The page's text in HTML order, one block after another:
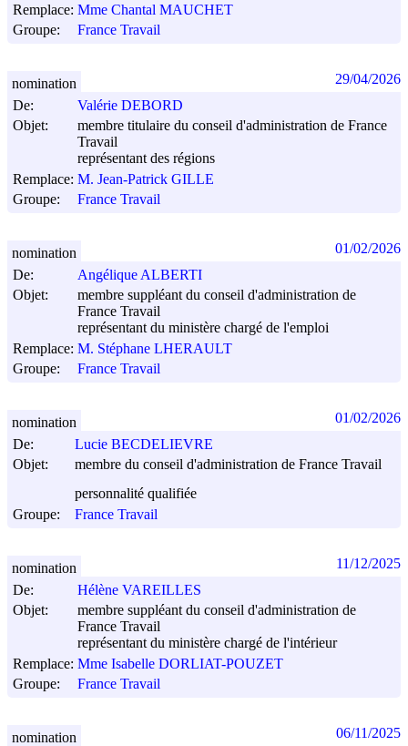
Remplace: Mme Chantal MAUCHET
Groupe:
France Travail
De:
Valérie DEBORD
Objet:
membre titulaire du conseil d'administration de France
Travail
représentant des régions
Remplace: M. Jean-Patrick GILLE
Groupe:
France Travail
nomination 29/04/2026
De:
Angélique ALBERTI
Objet:
membre suppléant du conseil d'administration de
France Travail
représentant du ministère chargé de l'emploi
Remplace: M. Stéphane LHERAULT
Groupe:
France Travail
nomination 01/02/2026
De:
Lucie BECDELIEVRE
Objet:
membre du conseil d'administration de France Travail
personnalité qualifiée
Groupe:
France Travail
nomination 01/02/2026
De:
Hélène VAREILLES
Objet:
membre suppléant du conseil d'administration de
France Travail
représentant du ministère chargé de l'intérieur
Remplace: Mme Isabelle DORLIAT-POUZET
Groupe:
France Travail
nomination 11/12/2025
nomination 06/11/2025